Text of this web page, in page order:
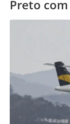
Preto